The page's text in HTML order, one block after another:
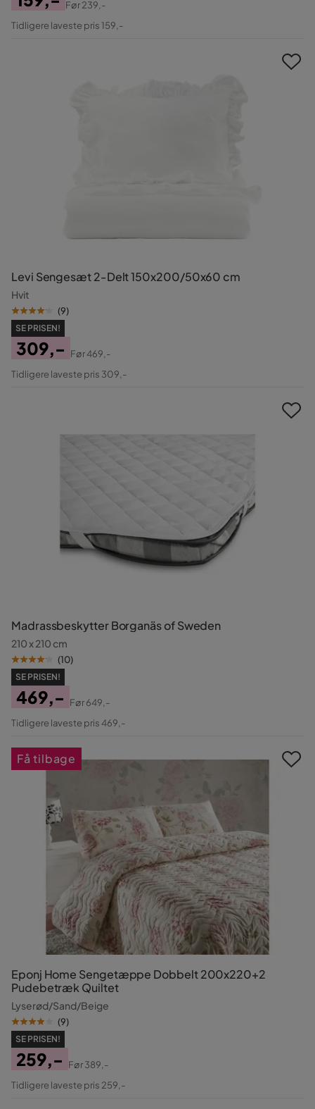
Pris
Original
Før239,-
Tidligere laveste pris 159,-
Levi Sengesæt 2-Delt 150x200/50x60 cm
Hvit
(9)
SE PRISEN!
Pris
309,-
Original
Før469,-
Tidligere laveste pris 309,-
Madrassbeskytter Borganäs of Sweden
210 x 210 cm
(10)
SE PRISEN!
Pris
469,-
Original
Før649,-
Tidligere laveste pris 469,-
Eponj Home Sengetæppe Dobbelt 200x220+2
Pudebetræk Quiltet
Lyserød/Sand/Beige
(9)
SE PRISEN!
Pris
259,-
Original
Før389,-
Tidligere laveste pris 259,-
Få tilbage